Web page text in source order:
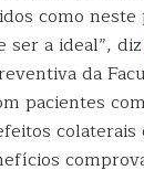
como
ser a ideal”, diz
da
pacientes
colaterais